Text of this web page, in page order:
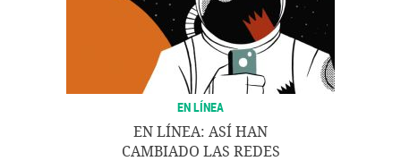
EN LÍNEA
EN LÍNEA: ASÍ HAN
CAMBIADO LAS REDES